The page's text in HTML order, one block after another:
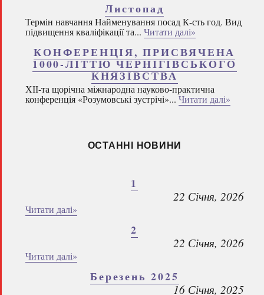
Листопад
Термін навчання Найменування посад К-сть год. Вид
підвищення кваліфікації та... Читати далі»
КОНФЕРЕНЦІЯ, ПРИСВЯЧЕНА
1000-ЛІТТЮ ЧЕРНІГІВСЬКОГО
КНЯЗІВСТВА
ХІІ-та щорічна міжнародна науково-практична
конференція «Розумовські зустрічі»... Читати далі»
ОСТАННІ НОВИНИ
1
22 Січня, 2026
Читати далі»
2
22 Січня, 2026
Читати далі»
Березень 2025
16 Січня, 2025